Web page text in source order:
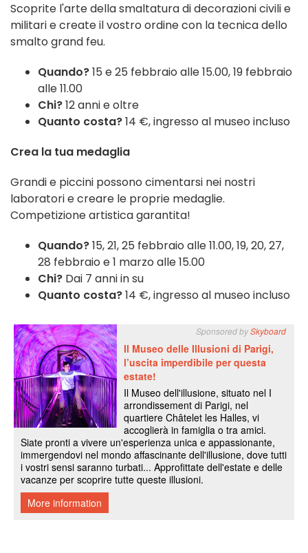
Scoprite l'arte della smaltatura di decorazioni civili e
militari e create il vostro ordine con la tecnica dello
smalto grand feu.
Quando?15 e 25 febbraio alle 15.00, 19 febbraio
alle 11.00
Chi?12 anni e oltre
Quanto costa?14 €, ingresso al museo incluso
Crea la tua medaglia
Grandi e piccini possono cimentarsi nei nostri
laboratori e creare le proprie medaglie.
Competizione artistica garantita!
Quando?15, 21, 25 febbraio alle 11.00, 19, 20, 27,
28 febbraio e 1 marzo alle 15.00
Chi? Dai 7 anni in su
Quanto costa?14 €, ingresso al museo incluso